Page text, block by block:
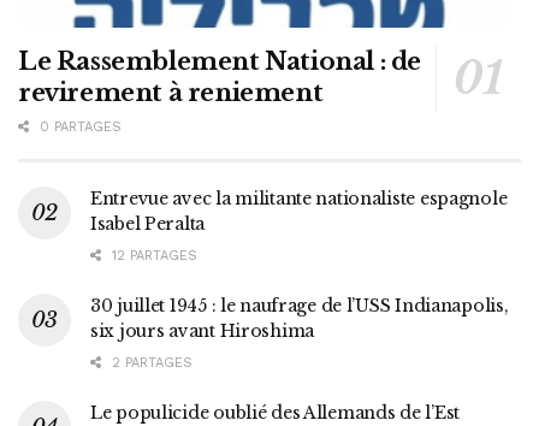
Le Rassemblement National : de
revirement à reniement
0 PARTAGES
Entrevue avec la militante nationaliste espagnole
Isabel Peralta
12 PARTAGES
30 juillet 1945 : le naufrage de l’USS Indianapolis,
six jours avant Hiroshima
2 PARTAGES
Le populicide oublié des Allemands de l’Est